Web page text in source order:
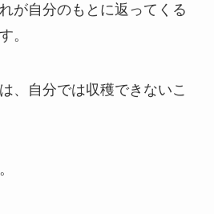
が自分のもとに返ってくる
。
、自分では収穫できないこ